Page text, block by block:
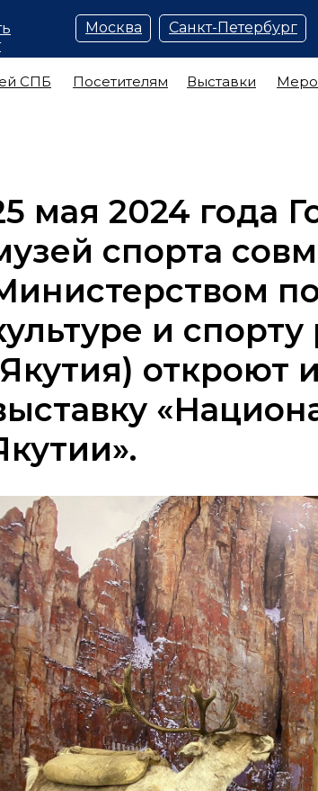
СПБ Посетителям Выставки
Санкт-Петербург
Москва
мая 2024 года
спорта
и
откроют